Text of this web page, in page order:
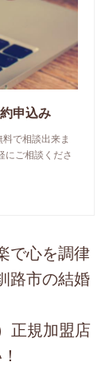
申込み
で相談出来ま
にご相談くださ
で心を調律
路市の結婚
正規加盟店